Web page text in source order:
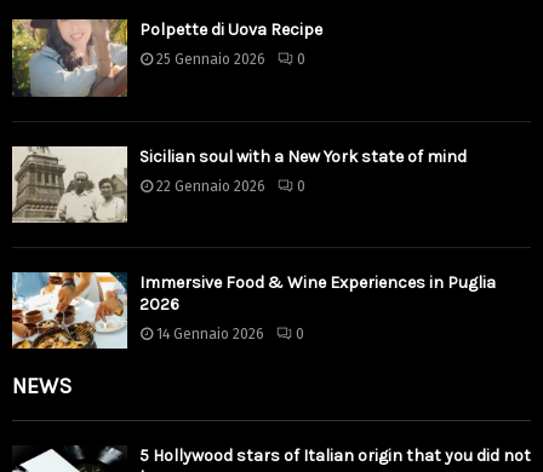
Polpette di Uova Recipe
25 Gennaio 2026 0
Sicilian soul with a New York state of mind
22 Gennaio 2026 0
Immersive Food & Wine Experiences in Puglia
2026
14 Gennaio 2026 0
NEWS
5 Hollywood stars of Italian origin that you did not